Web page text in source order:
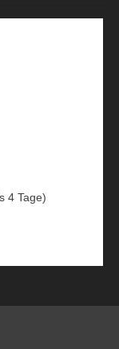
4 Tage)